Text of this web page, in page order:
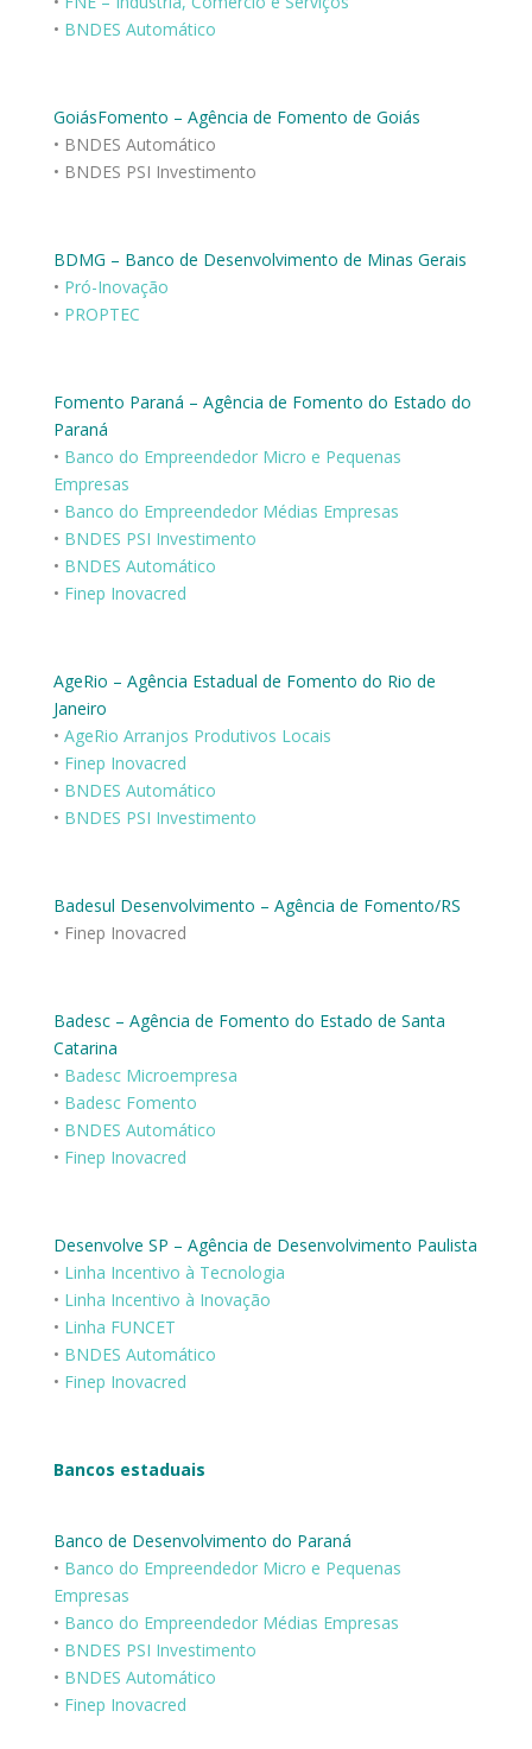
• BNDES Automático
GoiásFomento – Agência de Fomento de Goiás
• BNDES Automático
• BNDES PSI Investimento
BDMG – Banco de Desenvolvimento de Minas Gerais
• Pró-Inovação
• PROPTEC
Fomento Paraná – Agência de Fomento do Estado do
Paraná
• Banco do Empreendedor Micro e Pequenas
Empresas
• Banco do Empreendedor Médias Empresas
• BNDES PSI Investimento
• BNDES Automático
• Finep Inovacred
AgeRio – Agência Estadual de Fomento do Rio de
Janeiro
• AgeRio Arranjos Produtivos Locais
• Finep Inovacred
• BNDES Automático
• BNDES PSI Investimento
Badesul Desenvolvimento – Agência de Fomento/RS
• Finep Inovacred
Badesc – Agência de Fomento do Estado de Santa
Catarina
• Badesc Microempresa
• Badesc Fomento
• BNDES Automático
• Finep Inovacred
Desenvolve SP – Agência de Desenvolvimento Paulista
• Linha Incentivo à Tecnologia
• Linha Incentivo à Inovação
• Linha FUNCET
• BNDES Automático
• Finep Inovacred
Bancos estaduais
Banco de Desenvolvimento do Paraná
• Banco do Empreendedor Micro e Pequenas
Empresas
• Banco do Empreendedor Médias Empresas
• BNDES PSI Investimento
• BNDES Automático
• Finep Inovacred